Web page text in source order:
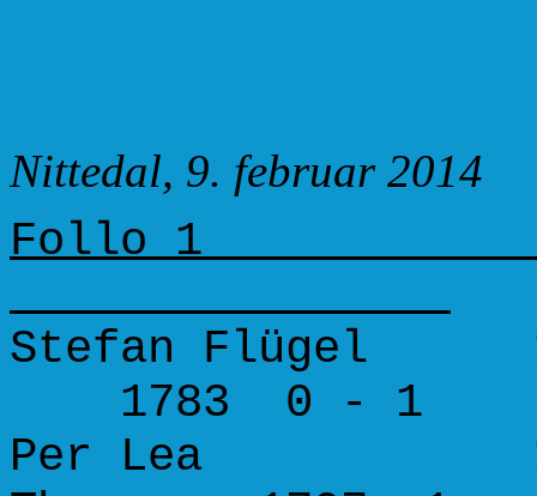
Nittedal, 9. februar 2014
Follo 1
Stefan Flügel
1783 0 - 1
Per Lea